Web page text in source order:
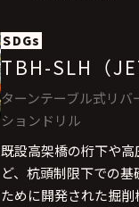
SDGs
TBH-SLH（
ターンテーブル式リバ
ションドリル
既設高架橋の桁下や
ど、杭頭制限下での
ために開発された掘